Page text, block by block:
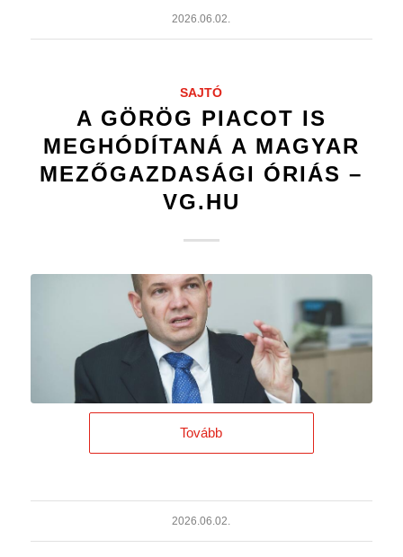
2026.06.02.
SAJTÓ
A GÖRÖG PIACOT IS
MEGHÓDÍTANÁ A MAGYAR
MEZŐGAZDASÁGI ÓRIÁS –
VG.HU
Tovább
2026.06.02.